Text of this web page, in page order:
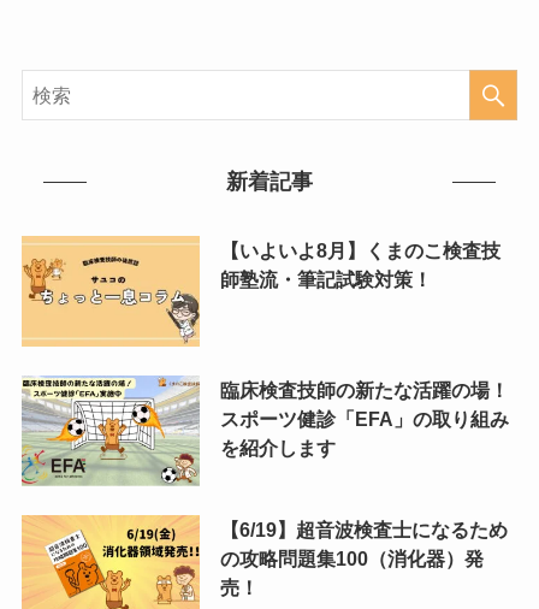
新着記事
【いよいよ8月】くまのこ検査技
師塾流・筆記試験対策！
臨床検査技師の新たな活躍の場！
スポーツ健診「EFA」の取り組み
を紹介します
【6/19】超音波検査士になるため
の攻略問題集100（消化器）発
売！